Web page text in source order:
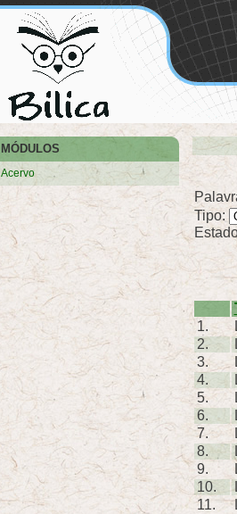
MÓDULOS
Acervo
Tipo:
1.
2.
3.
4.
5.
6.
7.
8.
9.
10.
11.